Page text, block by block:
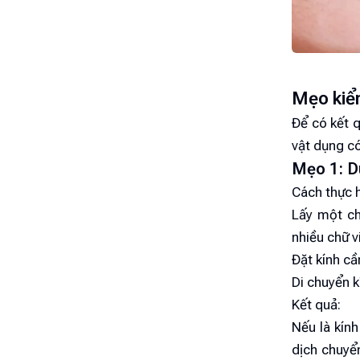
Mẹo
Để có kết
vật dụng
Mẹo 1:
Cách thực
Lấy một
nhiều chữ
Đặt kính
Di chuyển
Kết quả:
Nếu là
dịch